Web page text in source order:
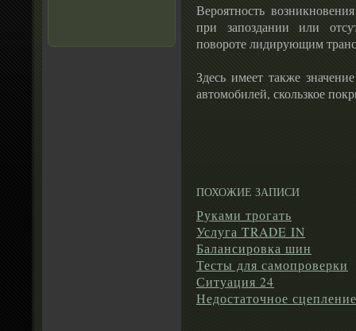
Вероятность
при запоздании или
повороте лидирующим
Здесь имеет также
автомобилей, скользкое
ПОХОЖИЕ ЗАПИСИ
Руками трогать
Услуга TRADE IN
Балансировка шин
Тесты для самопроверки
Ситуация 24
Недостаточное